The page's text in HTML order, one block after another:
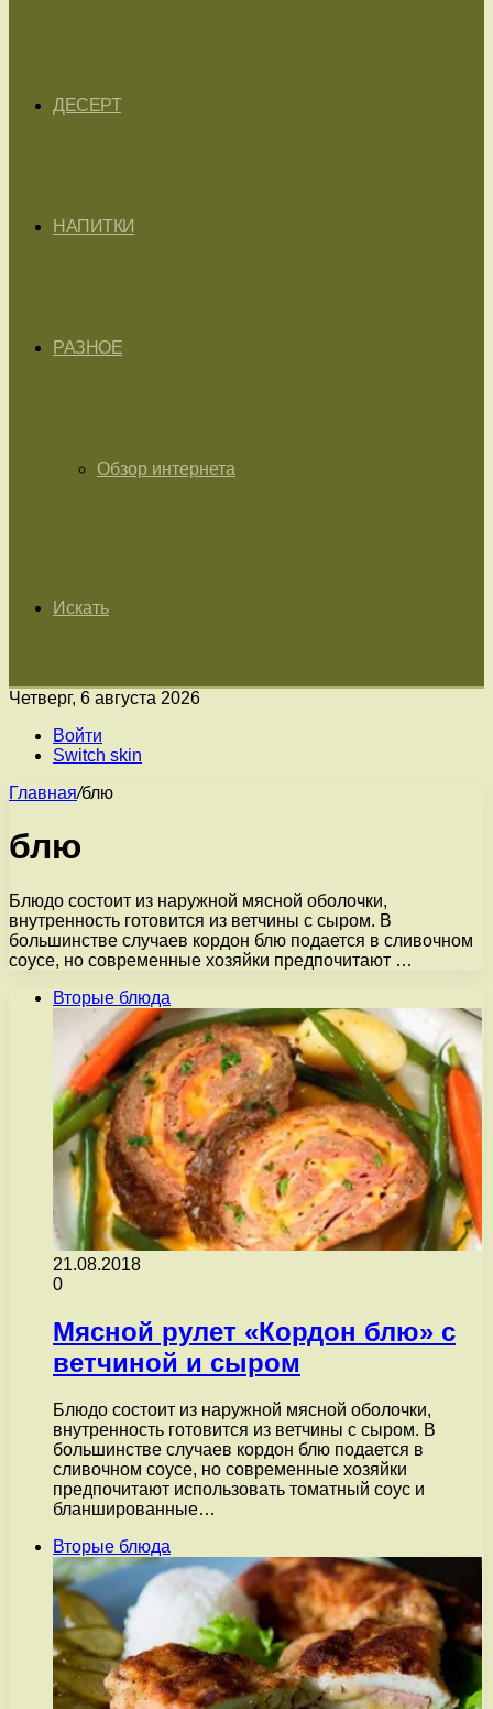
ДЕСЕРТ
НАПИТКИ
РАЗНОЕ
Обзор интернета
Искать
Четверг, 6 августа 2026
Войти
Switch skin
Главная/блю
блю
Блюдо состоит из наружной мясной оболочки,
внутренность готовится из ветчины с сыром. В
большинстве случаев кордон блю подается в сливочном
соусе, но современные хозяйки предпочитают …
Вторые блюда
21.08.2018
0
Мясной рулет «Кордон блю» с
ветчиной и сыром
Блюдо состоит из наружной мясной оболочки,
внутренность готовится из ветчины с сыром. В
большинстве случаев кордон блю подается в
сливочном соусе, но современные хозяйки
предпочитают использовать томатный соус и
бланшированные…
Вторые блюда